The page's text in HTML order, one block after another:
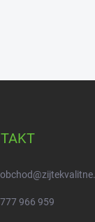
obchod@
777 966 959